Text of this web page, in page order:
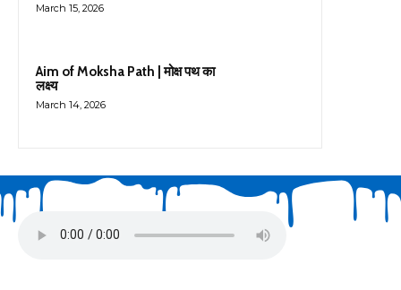
March 15, 2026
Aim of Moksha Path | मोक्ष पथ का
लक्ष्य
March 14, 2026